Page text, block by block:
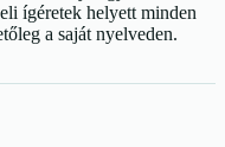
ígéretek helyett minden
a saját nyelveden.